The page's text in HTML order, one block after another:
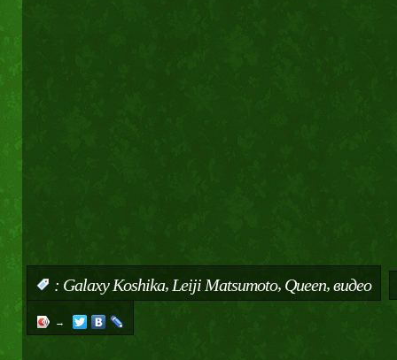
: Galaxy Koshika, Leiji Matsumoto, Queen,видео
→